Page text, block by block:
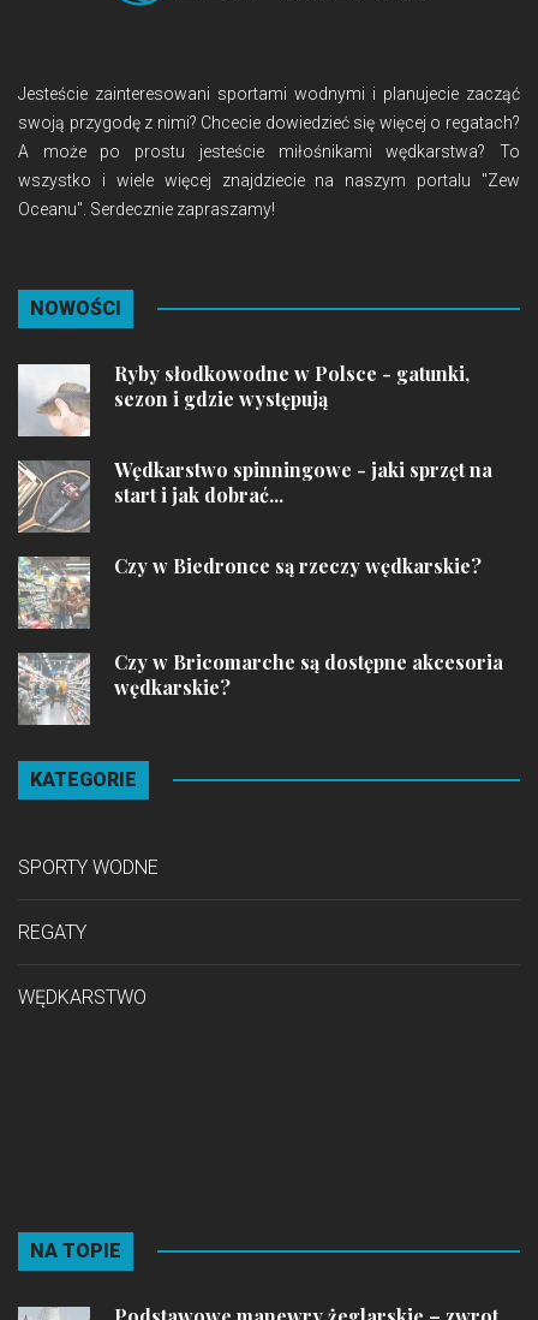
Jesteście zainteresowani sportami wodnymi i planujecie zacząć
swoją przygodę z nimi? Chcecie dowiedzieć się więcej o regatach?
A może po prostu jesteście miłośnikami wędkarstwa? To
wszystko i wiele więcej znajdziecie na naszym portalu "Zew
Oceanu". Serdecznie zapraszamy!
NOWOŚCI
Ryby słodkowodne w Polsce - gatunki,
sezon i gdzie występują
Wędkarstwo spinningowe - jaki sprzęt na
start i jak dobrać...
Czy w Biedronce są rzeczy wędkarskie?
Czy w Bricomarche są dostępne akcesoria
wędkarskie?
KATEGORIE
SPORTY WODNE
REGATY
WĘDKARSTWO
NA TOPIE